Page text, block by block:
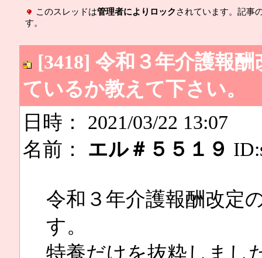
このスレッドは管理者によりロック されています。記事
す。
[3418] 令和３年介護報
ているか教えて下さい。
日時： 2021/03/22 13:07
名前： エル＃５５１９
令和３年介護報酬改定
す。
特養だけを抜粋しまし